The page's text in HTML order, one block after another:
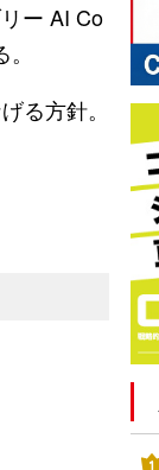
ー AI Co
る方針。